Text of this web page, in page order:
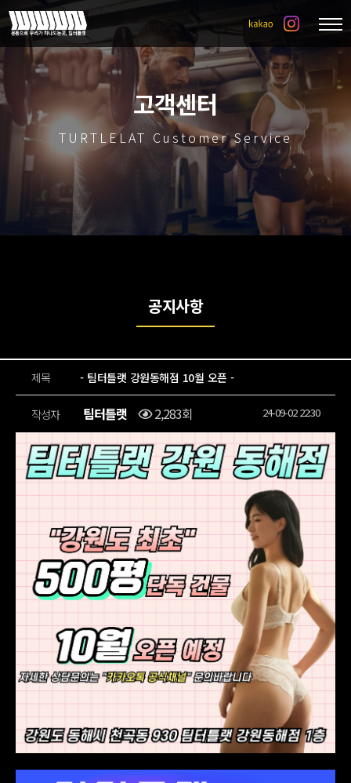
고객센터
TURTLELAT Customer Service
공지사항
제목 - 팀터틀랫 강원동해점 10월 오픈 -
작성자 팀터틀랫 2,283회 24-09-02 22:30